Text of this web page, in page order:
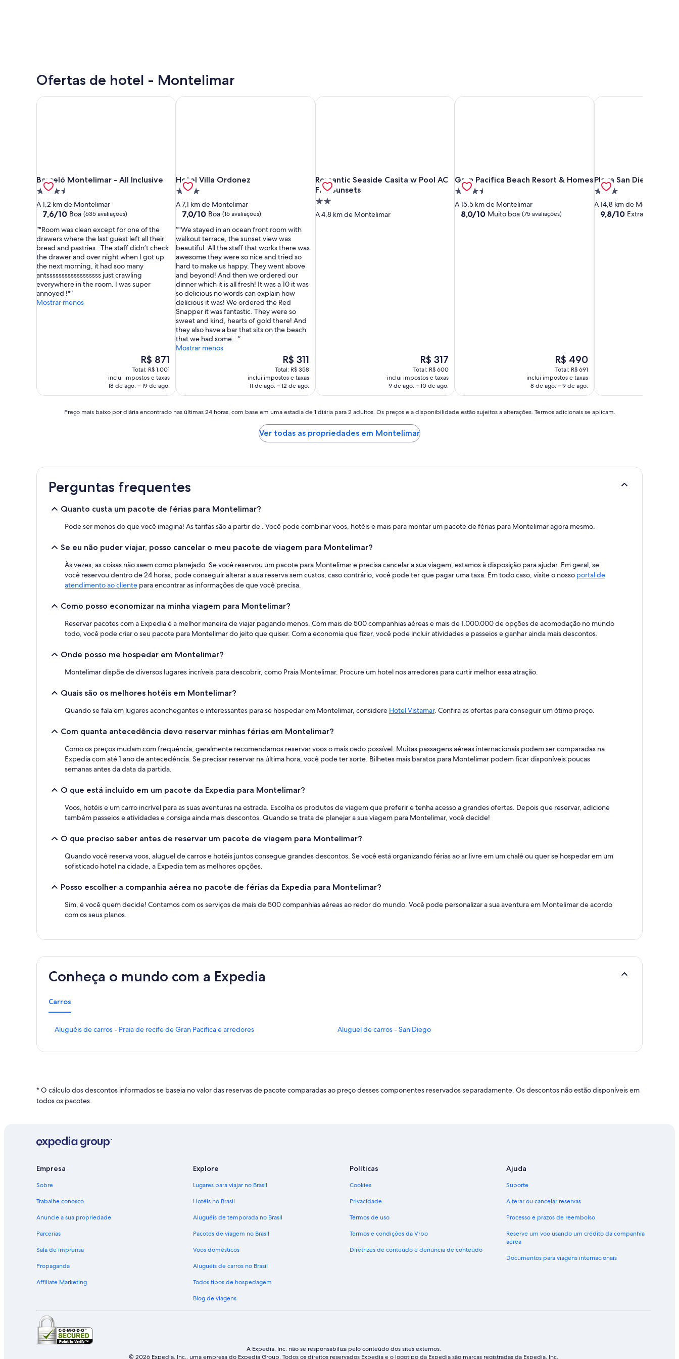
Ofertas de hotel - Montelimar
Barceló Montelimar - All Inclusive
Barceló Montelimar - All Inclusive
Propriedade
3.5
estrelas
A 1,2 km de Montelimar
7.6
10,
Boa,
(635
avaliações)
7,6/10 Boa (635 avaliações)
"Room was clean except for one of the
drawers where the last guest left all their
bread and pastries . The staff didn’t check
the drawer and over night when I got up
the next morning, it had soo many
antssssssssssssssssss just crawling
everywhere in the room. I was super
annoyed !"
Mostrar menos
O
preço
é
de
R$ 871
R$ 871
Total: R$ 1.001
inclui impostos e taxas
18 de ago. – 19 de ago.
Barceló Montelimar - All Inclusive
Hotel Villa Ordonez
Hotel Villa Ordonez
Propriedade
3.0
estrelas
A 7,1 km de Montelimar
7.0
10,
Boa,
(16
avaliações)
7,0/10 Boa (16 avaliações)
"We stayed in an ocean front room with
walkout terrace, the sunset view was
beautiful. All the staff that works there was
awesome they were so nice and tried so
hard to make us happy. They went above
and beyond! And then we ordered our
dinner which it is all fresh! It was a 10 it was
so delicious no words can explain how
delicious it was! We ordered the Red
Snapper it was fantastic. They were so
sweet and kind, hearts of gold there! And
they also have a bar that sits on the beach
that we had some...
Mostrar menos
O
preço
é
de
R$ 311
R$ 311
Total: R$ 358
inclui impostos e taxas
11 de ago. – 12 de ago.
Hotel Villa Ordonez
Romantic Seaside Casita w Pool AC
Fire Sunsets
Romantic Seaside Casita w Pool AC Fire Sunsets
Propriedade
2.0
A 4,8 km de Montelimar
O
preço
é
de
R$ 317
R$ 317
Total: R$ 600
inclui impostos e taxas
9 de ago. – 10 de ago.
Romantic Seaside Casita w Pool AC Fire Sunsets
Gran Pacifica Beach Resort & Homes
Gran Pacifica Beach Resort & Homes
Propriedade
3.5
estrelas
A 15,5 km de Montelimar
8.0
8,0/10 Muito boa (75 avaliações)
O
preço
é
de
R$ 490
R$ 490
Total: R$ 691
inclui impostos e taxas
8 de ago. – 9 de ago.
Gran Pacifica Beach Resort & Homes
Playa San Diego
Playa San Diego
Propriedade
3.0
estrelas
A 14,8 km de Montelimar
9.8
9,8/10 Extraordinária
Playa San Diego
nas
últimas
horas,
disponibilidade
sujeitos
alterações.
adicionais
Preço mais baixo por diária encontrado nas últimas 24 horas, com base em uma estadia de 1 diária para 2 adultos. Os preços e a disponibilidade estão sujeitos a alterações. Termos adicionais se aplicam.
Ver todas as propriedades em Montelimar
Perguntas frequentes
Quanto custa um pacote de férias para Montelimar?
Pode ser menos do que você imagina! As tarifas são a partir de . Você pode combinar voos, hotéis e mais para montar um pacote de férias para Montelimar agora mesmo.
Se eu não puder viajar, posso cancelar o meu pacote de viagem para Montelimar?
Às vezes, as coisas não saem como planejado. Se você reservou um pacote para Montelimar e precisa cancelar a sua viagem, estamos à disposição para ajudar. Em geral, se
você reservou dentro de 24 horas, pode conseguir alterar a sua reserva sem custos; caso contrário, você pode ter que pagar uma taxa. Em todo caso, visite o nosso portal de
atendimento ao cliente para encontrar as informações de que você precisa.
Como posso economizar na minha viagem para Montelimar?
Reservar pacotes com a Expedia é a melhor maneira de viajar pagando menos. Com mais de 500 companhias aéreas e mais de 1.000.000 de opções de acomodação no mundo
todo, você pode criar o seu pacote para Montelimar do jeito que quiser. Com a economia que fizer, você pode incluir atividades e passeios e ganhar ainda mais descontos.
Onde posso me hospedar em Montelimar?
Montelimar dispõe de diversos lugares incríveis para descobrir, como Praia Montelimar. Procure um hotel nos arredores para curtir melhor essa atração.
Quais são os melhores hotéis em Montelimar?
Quando se fala em lugares aconchegantes e interessantes para se hospedar em Montelimar, considere Hotel Vistamar. Confira as ofertas para conseguir um ótimo preço.
Com quanta antecedência devo reservar minhas férias em Montelimar?
Como os preços mudam com frequência, geralmente recomendamos reservar voos o mais cedo possível. Muitas passagens aéreas internacionais podem ser comparadas na
Expedia com até 1 ano de antecedência. Se precisar reservar na última hora, você pode ter sorte. Bilhetes mais baratos para Montelimar podem ficar disponíveis poucas
semanas antes da data da partida.
O que está incluído em um pacote da Expedia para Montelimar?
Voos, hotéis e um carro incrível para as suas aventuras na estrada. Escolha os produtos de viagem que preferir e tenha acesso a grandes ofertas. Depois que reservar, adicione
também passeios e atividades e consiga ainda mais descontos. Quando se trata de planejar a sua viagem para Montelimar, você decide!
O que preciso saber antes de reservar um pacote de viagem para Montelimar?
Quando você reserva voos, aluguel de carros e hotéis juntos consegue grandes descontos. Se você está organizando férias ao ar livre em um chalé ou quer se hospedar em um
sofisticado hotel na cidade, a Expedia tem as melhores opções.
Posso escolher a companhia aérea no pacote de férias da Expedia para Montelimar?
Sim, é você quem decide! Contamos com os serviços de mais de 500 companhias aéreas ao redor do mundo. Você pode personalizar a sua aventura em Montelimar de acordo
com os seus planos.
Conheça o mundo com a Expedia
Carros
Aluguéis de carros - Praia de recife de Gran Pacifica e arredores
L
a
b
s
t
p
n
:
l
u
u
i
c
a
r
r
Aluguel de carros - San Diego
L
a
o
s
* O cálculo dos descontos informados se baseia no valor das reservas de pacote comparadas ao preço desses componentes reservados separadamente. Os descontos não estão disponíveis em
todos os pacotes.
Empresa
Sobre
Trabalhe conosco
Anuncie a sua propriedade
Parcerias
Sala de imprensa
Propaganda
Affiliate Marketing
Explore
Lugares para viajar no Brasil
Hotéis no Brasil
Aluguéis de temporada no Brasil
Pacotes de viagem no Brasil
Voos domésticos
Aluguéis de carros no Brasil
Todos tipos de hospedagem
Blog de viagens
Políticas
Cookies
Privacidade
Termos de uso
Termos e condições da Vrbo
Diretrizes de conteúdo e denúncia de conteúdo
Ajuda
Suporte
Alterar ou cancelar reservas
Processo e prazos de reembolso
Reserve um voo usando um crédito da companhia
aérea
Documentos para viagens internacionais
A Expedia, Inc. não se responsabiliza pelo conteúdo dos sites externos.
© 2026 Expedia, Inc., uma empresa do Expedia Group. Todos os direitos reservados Expedia e o logotipo da Expedia são marcas registradas da Expedia, Inc.